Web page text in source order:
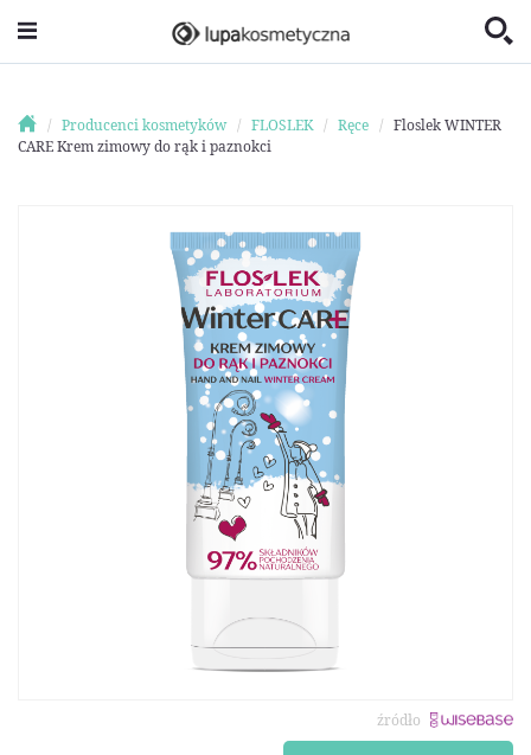
Producenci kosmetyków FLOSLEK Ręce
Floslek WINTER
CARE Krem zimowy do rąk i paznokci
źródło